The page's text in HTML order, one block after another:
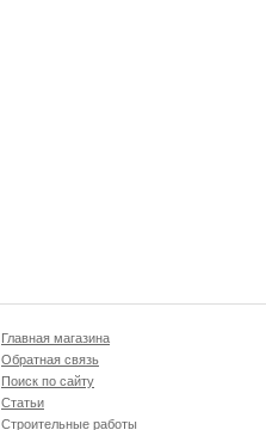
Главная магазина
Обратная связь
Поиск по сайту
Статьи
Строительные работы